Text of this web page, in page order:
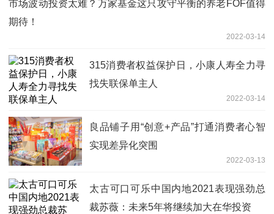
市场波动投资太难？万家基金这只攻守平衡的养老FOF值得
期待！
2022-03-14
315消费者权益保护日，小康人寿全力寻
找失联保单主人
2022-03-14
良品铺子用“创意+产品”打通消费者心智
实现差异化突围
2022-03-13
太古可口可乐中国内地2021表现强劲总
裁苏薇：未来5年将继续加大在华投资